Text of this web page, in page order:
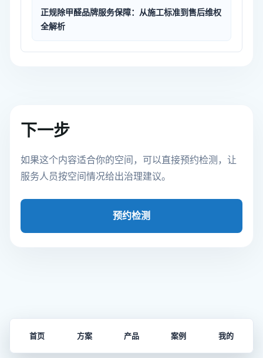
正规除甲醛品牌服务保障：从施工标准到售后维权
全解析
下一步
如果这个内容适合你的空间，可以直接预约检测，让
服务人员按空间情况给出治理建议。
预约检测
首页 方案 产品 案例 我的